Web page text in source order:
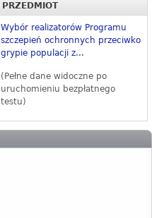
PRZEDMIOT
Wybór realizatorów Programu
szczepień ochronnych przeciwko
grypie populacji z...
(Pełne dane widoczne po
uruchomieniu bezpłatnego
testu)